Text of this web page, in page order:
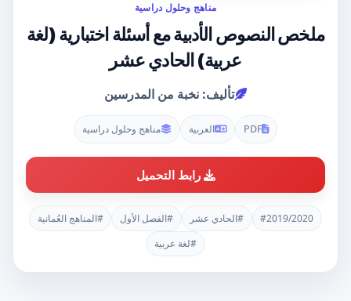
مناهج وحلول دراسية
ملخص النصوص الأدبية مع أسئلة اختبارية (لغة
عربية) الحادي عشر
تأليف: نخبة من المدرسين
PDF العربية مناهج وحلول دراسية
رابط التحميل
#2019/2020 #الحادي عشر #الفصل الأول
#المناهج العُمانية
#لغة عربية